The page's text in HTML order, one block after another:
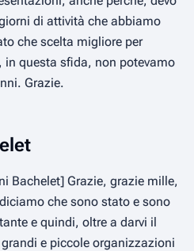
di attività che abbiamo
che scelta migliore per
in questa sfida, non potevamo
Grazie.
Bachelet] Grazie, grazie mille,
che sono stato e sono
e quindi, oltre a darvi il
e piccole organizzazioni